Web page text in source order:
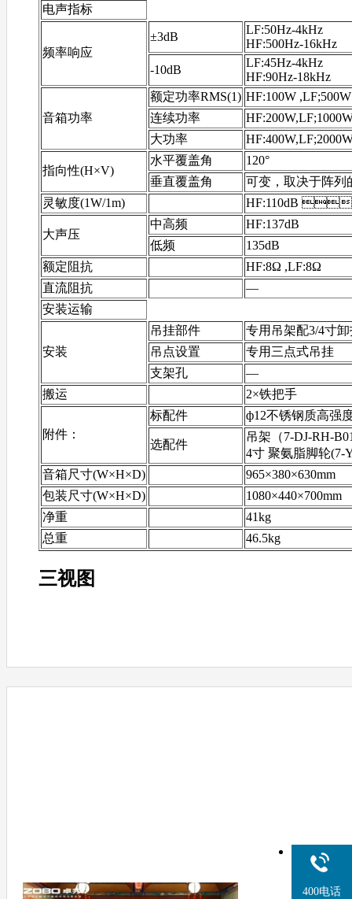
电声指标
频率响应
±3dB
LF:50Hz-4kHz
HF:500Hz-16kHz
-10dB
LF:45Hz-4kHz
HF:90Hz-18kHz
音箱功率
额定功率RMS(1) HF:100W ,LF;500W
连续功率
大功率
指向性(H×V)
水平覆盖角
120°
垂直覆盖角
可变，取决于阵
灵敏度(1W/1m)
HF:110dB 
大声压
中高频
HF:137dB
低频
135dB
额定阻抗
HF:8Ω ,LF:8Ω
直流阻抗
—
安装运输
安装
吊挂部件
专用吊架配3/4寸
吊点设置
专用三点式吊挂
支架孔
—
搬运
2×铁把手
附件：
标配件 ф12不锈钢质高强
选配件
吊架（7-DJ-RH-
4寸 聚氨脂脚轮(7-
音箱尺寸(W×H×D)
965×380×630mm
包装尺寸(W×H×D)
1080×440×700mm
净重
41kg
总重
46.5kg
三视图
400电话